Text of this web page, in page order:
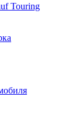
Touring